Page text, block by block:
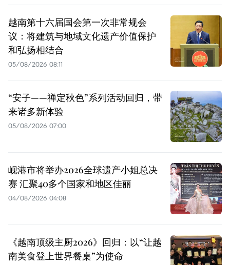
越南第十六届国会第一次非常规会
议：将建筑与地域文化遗产价值保护
和弘扬相结合
05/08/2026 08:11
“安子——禅定秋色”系列活动回归，带
来诸多新体验
05/08/2026 07:00
岘港市将举办2026全球遗产小姐总决
赛 汇聚40多个国家和地区佳丽
04/08/2026 04:08
《越南顶级主厨2026》回归：以“让越
南美食登上世界餐桌”为使命